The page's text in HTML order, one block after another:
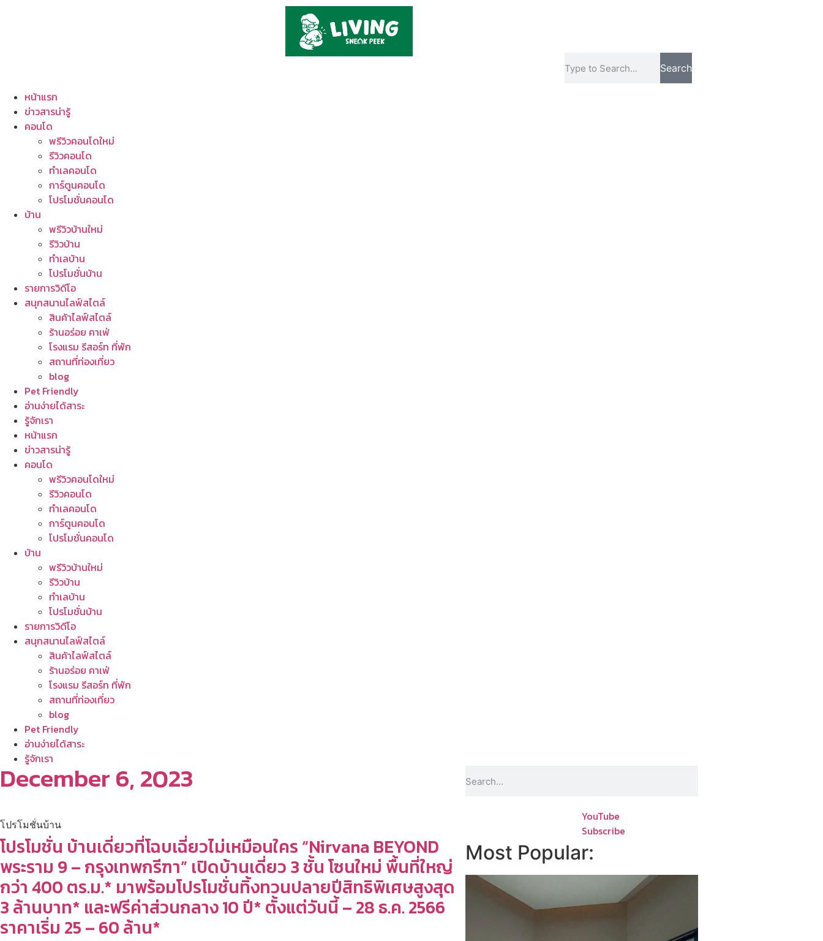
Search
หน้าแรก
ข่าวสารน่ารู้
คอนโด
พรีวิวคอนโดใหม่
รีวิวคอนโด
ทำเลคอนโด
การ์ตูนคอนโด
โปรโมชั่นคอนโด
บ้าน
พรีวิวบ้านใหม่
รีวิวบ้าน
ทำเลบ้าน
โปรโมชั่นบ้าน
รายการวิดีโอ
สนุกสนานไลฟ์สไตล์
สินค้าไลฟ์สไตล์
ร้านอร่อย คาเฟ่
โรงแรม รีสอร์ท ที่พัก
สถานที่ท่องเที่ยว
blog
Pet Friendly
อ่านง่ายได้สาระ
รู้จักเรา
หน้าแรก
ข่าวสารน่ารู้
คอนโด
พรีวิวคอนโดใหม่
รีวิวคอนโด
ทำเลคอนโด
การ์ตูนคอนโด
โปรโมชั่นคอนโด
บ้าน
พรีวิวบ้านใหม่
รีวิวบ้าน
ทำเลบ้าน
โปรโมชั่นบ้าน
รายการวิดีโอ
สนุกสนานไลฟ์สไตล์
สินค้าไลฟ์สไตล์
ร้านอร่อย คาเฟ่
โรงแรม รีสอร์ท ที่พัก
สถานที่ท่องเที่ยว
blog
Pet Friendly
อ่านง่ายได้สาระ
รู้จักเรา
December 6, 2023
โปรโมชั่นบ้าน
โปรโมชั่น บ้านเดี่ยวที่โฉบเฉี่ยวไม่เหมือนใคร “Nirvana BEYOND
พระราม 9 – กรุงเทพกรีฑา” เปิดบ้านเดี่ยว 3 ชั้น โซนใหม่ พื้นที่ใหญ่
กว่า 400 ตร.ม.* มาพร้อมโปรโมชั่นทิ้งทวนปลายปีสิทธิพิเศษสูงสุด
3 ล้านบาท* และฟรีค่าส่วนกลาง 10 ปี* ตั้งแต่วันนี้ – 28 ธ.ค. 2566
ราคาเริ่ม 25 – 60 ล้าน*
YouTube
Subscribe
Most Popular: